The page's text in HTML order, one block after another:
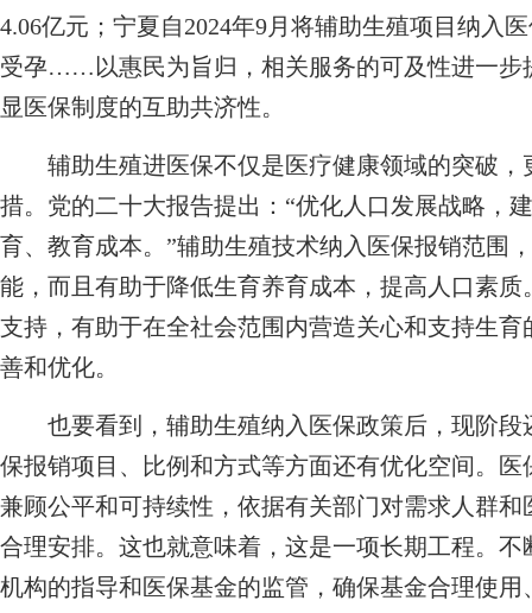
4.06亿元；宁夏自2024年9月将辅助生殖项目纳入
受孕……以惠民为旨归，相关服务的可及性进一步
显医保制度的互助共济性。
辅助生殖进医保不仅是医疗健康领域的突破，
措。党的二十大报告提出：“优化人口发展战略，
育、教育成本。”辅助生殖技术纳入医保报销范围
能，而且有助于降低生育养育成本，提高人口素
支持，有助于在全社会范围内营造关心和支持生
善和优化。
也要看到，辅助生殖纳入医保政策后，现阶段
保报销项目、比例和方式等方面还有优化空间。
兼顾公平和可持续性，依据有关部门对需求人群
合理安排。这也就意味着，这是一项长期工程。
机构的指导和医保基金的监管，确保基金合理使